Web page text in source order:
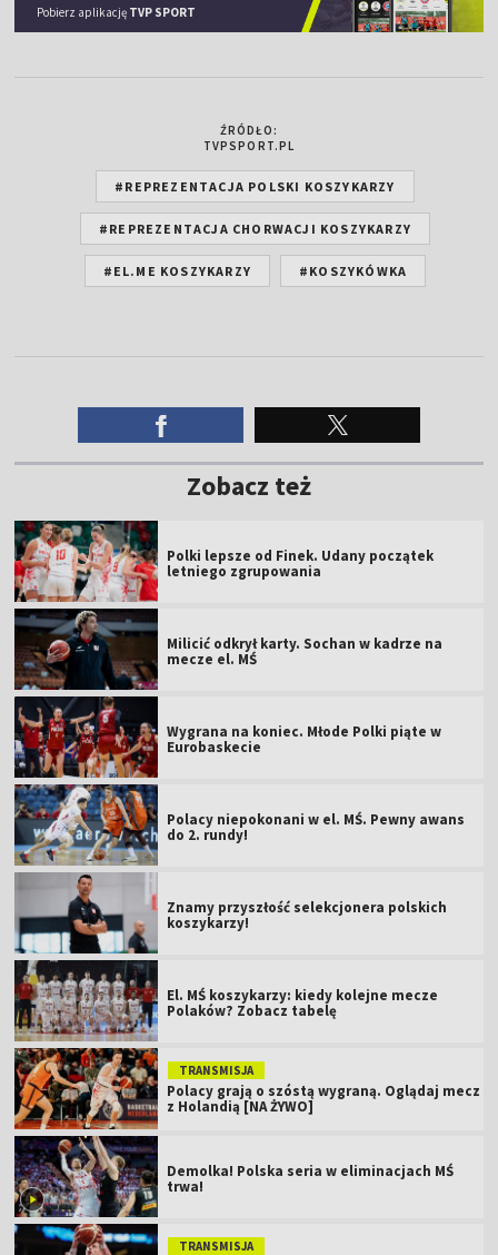
Pobierz aplikację TVP SPORT
ŹRÓDŁO:
TVPSPORT.PL
#REPREZENTACJA POLSKI KOSZYKARZY
#REPREZENTACJA CHORWACJI KOSZYKARZY
#EL.ME KOSZYKARZY #KOSZYKÓWKA
Zobacz też
Polki lepsze od Finek. Udany początek
letniego zgrupowania
Milicić odkrył karty. Sochan w kadrze na
mecze el. MŚ
Wygrana na koniec. Młode Polki piąte w
Eurobaskecie
Polacy niepokonani w el. MŚ. Pewny awans
do 2. rundy!
Znamy przyszłość selekcjonera polskich
koszykarzy!
El. MŚ koszykarzy: kiedy kolejne mecze
Polaków? Zobacz tabelę
TRANSMISJA
Polacy grają o szóstą wygraną. Oglądaj mecz
z Holandią [NA ŻYWO]
Demolka! Polska seria w eliminacjach MŚ
trwa!
TRANSMISJA